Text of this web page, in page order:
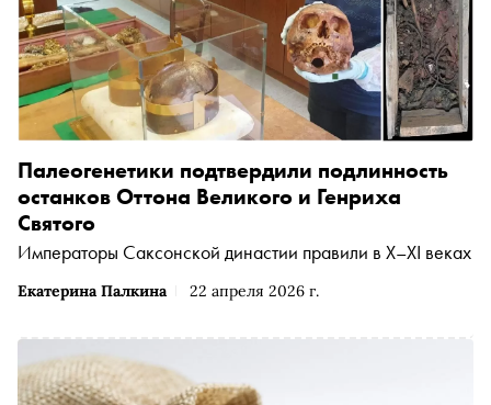
Екатерина Палкина 22 апреля 2026 г.
Палеогенетики подтвердили подлинность
останков Оттона Великого и Генриха
Святого
Императоры Саксонской династии правили в X–XI веках